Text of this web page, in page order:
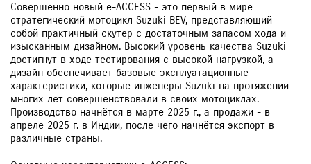
Совершенно новый e-ACCESS - это первый в мире
стратегический мотоцикл Suzuki BEV, представляющий
собой практичный скутер с достаточным запасом хода и
изысканным дизайном. Высокий уровень качества Suzuki
достигнут в ходе тестирования с высокой нагрузкой, а
дизайн обеспечивает базовые эксплуатационные
характеристики, которые инженеры Suzuki на протяжении
многих лет совершенствовали в своих мотоциклах.
Производство начнётся в марте 2025 г., а продажи - в
апреле 2025 г. в Индии, после чего начнётся экспорт в
различные страны.